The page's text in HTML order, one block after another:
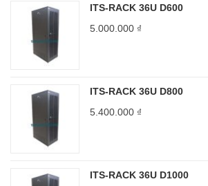
ITS-RACK 36U D600
5.000.000 ₫
ITS-RACK 36U D800
5.400.000 ₫
ITS-RACK 36U D1000